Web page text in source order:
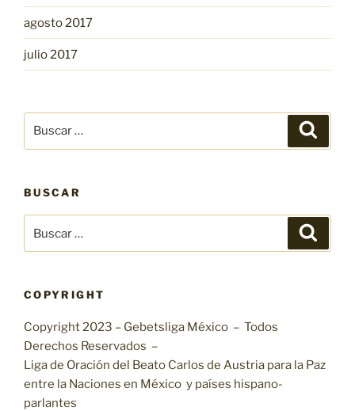
agosto 2017
julio 2017
por:
BUSCAR
por:
COPYRIGHT
Copyright 2023 – Gebetsliga México – Todos
Derechos Reservados –
Liga de Oración del Beato Carlos de Austria para la Paz
entre la Naciones en México y países hispano-
parlantes